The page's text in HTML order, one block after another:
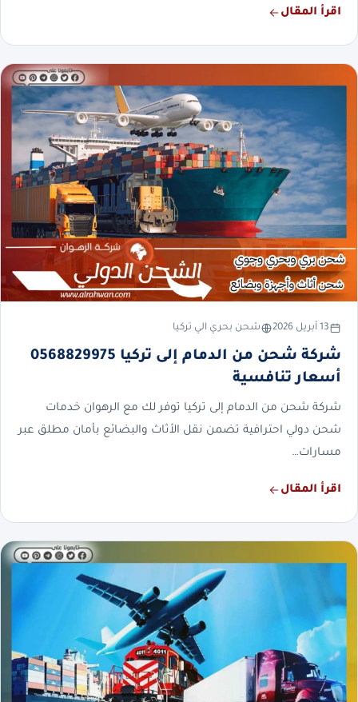
اقرأ المقال
13 أبريل 2026 شحن بحري الي تركيا
شركة شحن من الدمام إلى تركيا 0568829975
أسعار تنافسية
شركة شحن من الدمام إلى تركيا توفر لك مع الرهوان خدمات
شحن دولي احترافية تضمن نقل الأثاث والبضائع بأمان مطلق عبر
مسارات…
اقرأ المقال